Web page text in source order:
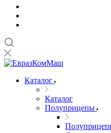
Каталог
Каталог
Полуприцепы